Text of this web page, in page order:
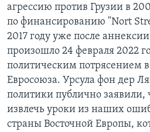
агрессию против Грузии в
по финансированию "Nort
2017 году уже после
произошло 24 февраля 2022
политическим потрясением
Евросоюза. Урсула фон дер
политики публично заявили,
извлечь уроки из наших
страны Восточной Европы,